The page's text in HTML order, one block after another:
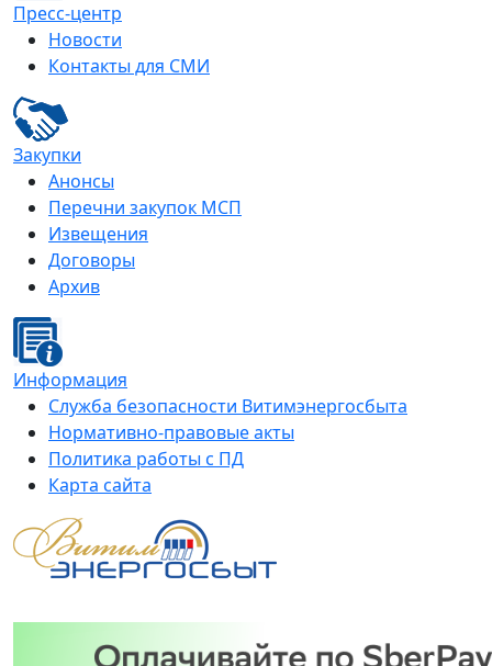
Пресс-центр
Новости
Контакты для СМИ
Закупки
Анонсы
Перечни закупок МСП
Извещения
Договоры
Архив
Информация
Служба безопасности Витимэнергосбыта
Нормативно-правовые акты
Политика работы с ПД
Карта сайта